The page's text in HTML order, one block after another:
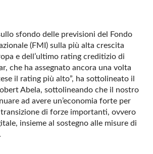
sfondo delle previsioni del Fondo
(FMI) sulla più alta crescita
e dell’ultimo rating creditizio di
che ha assegnato ancora una volta
il rating più alto”, ha sottolineato il
Abela, sottolineando che il nostro
ad avere un’economia forte per
di forze importanti, ovvero
insieme al sostegno alle misure di